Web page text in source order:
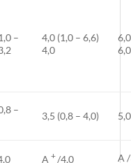
–
4,0 (1,0 – 6,6)
4,0
6,0
–
3,5 (0,8 – 4,0)
A+/4,0 A